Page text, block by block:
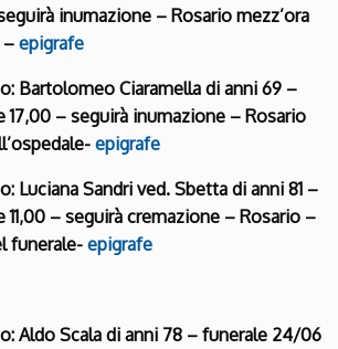
inumazione – Rosario mezz’ora
– epigrafe
Bartolomeo Ciaramella di anni 69 –
– seguirà inumazione – Rosario
epigrafe
Luciana Sandri ved. Sbetta di anni 81 –
– seguirà cremazione – Rosario –
funerale- epigrafe
Aldo Scala di anni 78 – funerale 24/06